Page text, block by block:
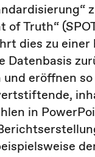
Truth“
dies zu einer
Datenbasis
eröffnen
in